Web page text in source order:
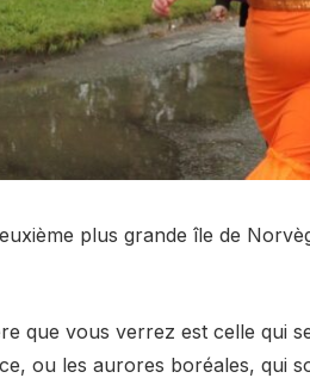
plus grande île de
que vous verrez est celle qui
ou les aurores boréales, qui